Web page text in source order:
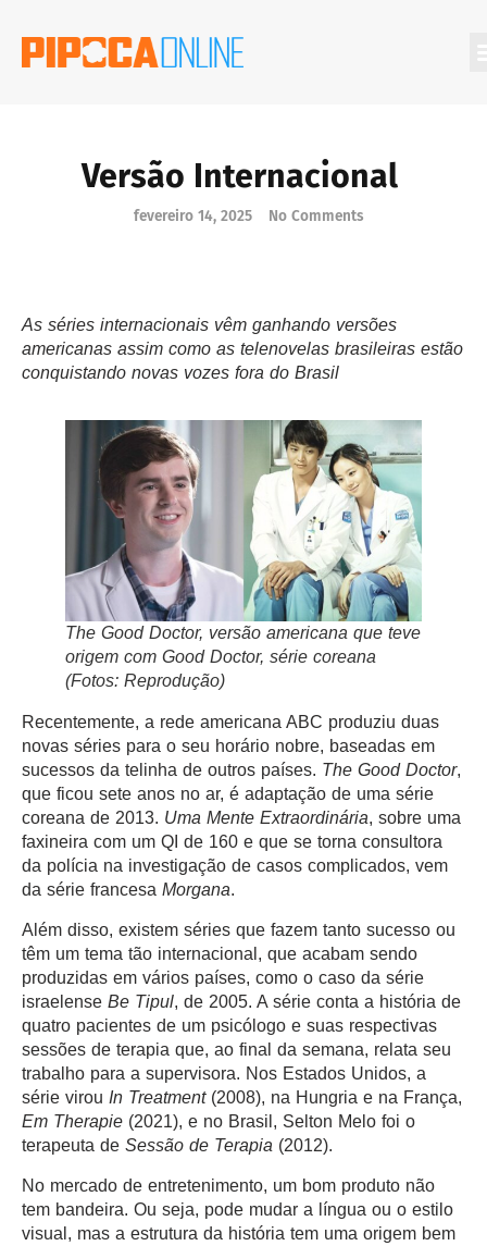
Versão Internacional
fevereiro 14, 2025 No Comments
As séries internacionais vêm ganhando versões
americanas assim como as telenovelas brasileiras estão
conquistando novas vozes fora do Brasil
The Good Doctor, versão americana que teve
origem com Good Doctor, série coreana
(Fotos: Reprodução)
Recentemente, a rede americana ABC produziu duas
novas séries para o seu horário nobre, baseadas em
sucessos da telinha de outros países. The Good Doctor,
que ficou sete anos no ar, é adaptação de uma série
coreana de 2013. Uma Mente Extraordinária, sobre uma
faxineira com um QI de 160 e que se torna consultora
da polícia na investigação de casos complicados, vem
da série francesa Morgana.
Além disso, existem séries que fazem tanto sucesso ou
têm um tema tão internacional, que acabam sendo
produzidas em vários países, como o caso da série
israelense Be Tipul, de 2005. A série conta a história de
quatro pacientes de um psicólogo e suas respectivas
sessões de terapia que, ao final da semana, relata seu
trabalho para a supervisora. Nos Estados Unidos, a
série virou In Treatment(2008), na Hungria e na França,
Em Therapie (2021), e no Brasil, Selton Melo foi o
terapeuta de Sessão de Terapia (2012).
No mercado de entretenimento, um bom produto não
tem bandeira. Ou seja, pode mudar a língua ou o estilo
visual, mas a estrutura da história tem uma origem bem